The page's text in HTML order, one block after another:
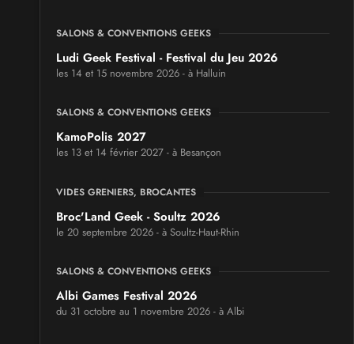
SALONS & CONVENTIONS GEEKS
Ludi Geek Festival - Festival du Jeu 2026
les 14 et 15 novembre 2026 - à Halluin
SALONS & CONVENTIONS GEEKS
KamoPolis 2027
les 13 et 14 février 2027 - à Besançon
VIDES GRENIERS, BROCANTES
Broc'Land Geek - Soultz 2026
le 20 septembre 2026 - à Soultz-Haut-Rhin
SALONS & CONVENTIONS GEEKS
Albi Games Festival 2026
du 31 octobre au 1 novembre 2026 - à Albi